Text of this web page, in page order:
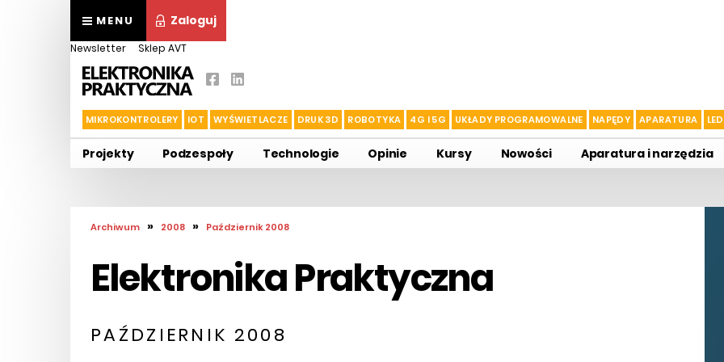
MENU Zaloguj
Newsletter Sklep AVT
MIKROKONTROLERY IOT WYŚWIETLACZE DRUK 3D ROBOTYKA 4G I 5G UKŁADY PROGRAMOWALNE NAPĘDY APARATURA LED
Projekty Podzespoły Technologie Opinie Kursy Nowości Aparatura i narzędzia
Archiwum » 2008 » Październik 2008
Elektronika Praktyczna
PAŹDZIERNIK 2008